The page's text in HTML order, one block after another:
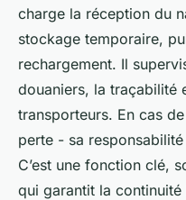
charge la réception du
stockage temporaire,
rechargement. Il
douaniers, la traçabilité
transporteurs. En cas
perte - sa
C’est une fonction clé,
qui garantit la